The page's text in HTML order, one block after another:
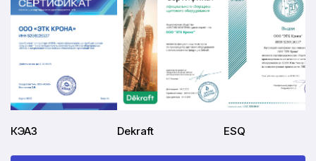
КЭАЗ Dekraft ESQ